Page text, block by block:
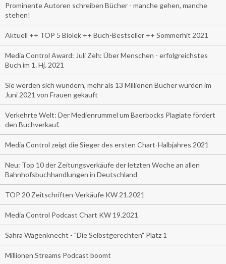
Prominente Autoren schreiben Bücher - manche gehen, manche
stehen!
Aktuell ++ TOP 5 Biolek ++ Buch-Bestseller ++ Sommerhit 2021
Media Control Award: Juli Zeh: Über Menschen - erfolgreichstes
Buch im 1. Hj. 2021
Sie werden sich wundern, mehr als 13 Millionen Bücher wurden im
Juni 2021 von Frauen gekauft
Verkehrte Welt: Der Medienrummel um Baerbocks Plagiate fördert
den Buchverkauf.
Media Control zeigt die Sieger des ersten Chart-Halbjahres 2021
Neu: Top 10 der Zeitungsverkäufe der letzten Woche an allen
Bahnhofsbuchhandlungen in Deutschland
TOP 20 Zeitschriften-Verkäufe KW 21.2021
Media Control Podcast Chart KW 19.2021
Sahra Wagenknecht - "Die Selbstgerechten" Platz 1
Millionen Streams Podcast boomt